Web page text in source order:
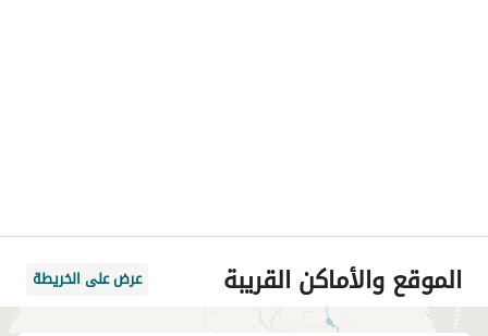
الموقع والأماكن القريبة عرض على الخريطة